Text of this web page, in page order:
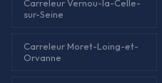
Carreleur Vernou-la-Celle-
sur-Seine
Carreleur Moret-Loing-et-
Orvanne